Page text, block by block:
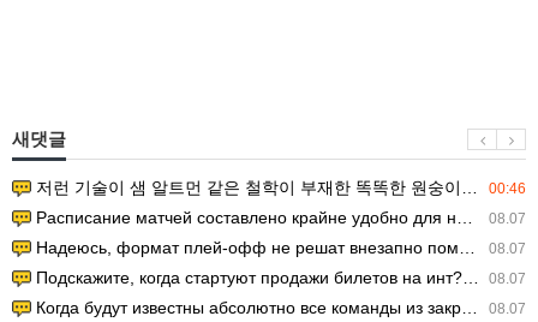
새댓글
00:46
저런 기술이 샘 알트먼 같은 철학이 부재한 똑똑한 원숭이에게 있다는게 문제.
08.07
Расписание матчей составлено крайне удобно для нашего часово…
08.07
Надеюсь, формат плей-офф не решат внезапно поменять. https:/…
08.07
Подскажите, когда стартуют продажи билетов на инт? https://g…
08.07
Когда будут известны абсолютно все команды из закрытых квали…